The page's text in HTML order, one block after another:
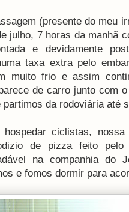
(presente do meu
julho, 7 horas da manhã
e devidamente
taxa extra pelo
muito frio e assim
de carro junto com
partimos da rodoviária até
hospedar ciclistas,
de pizza feito pelo
na companhia do
e fomos dormir para